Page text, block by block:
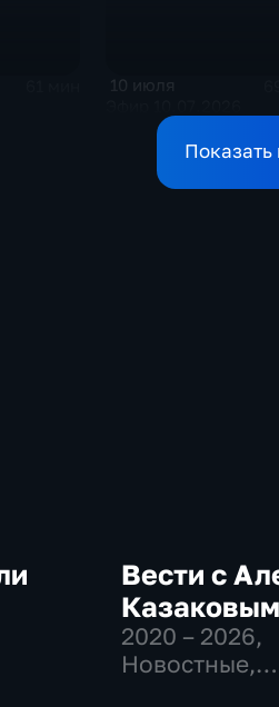
10 июля
Показать
Вести с
Казаковым
2020 – 2026,
Новостные,